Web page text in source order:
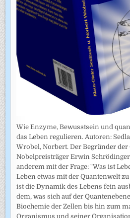
Wie Enzyme, Bewusstsein und
das Leben regulieren. Autoren:
Wrobel, Norbert. Der Begründer
Nobelpreisträger Erwin
anderem mit der Frage: "Was ist
Leben etwas mit der Quantenwelt
ist die Dynamik des Lebens fein
dem, was sich auf der
Biochemie der Zellen bis hin zum
Organismus und seiner